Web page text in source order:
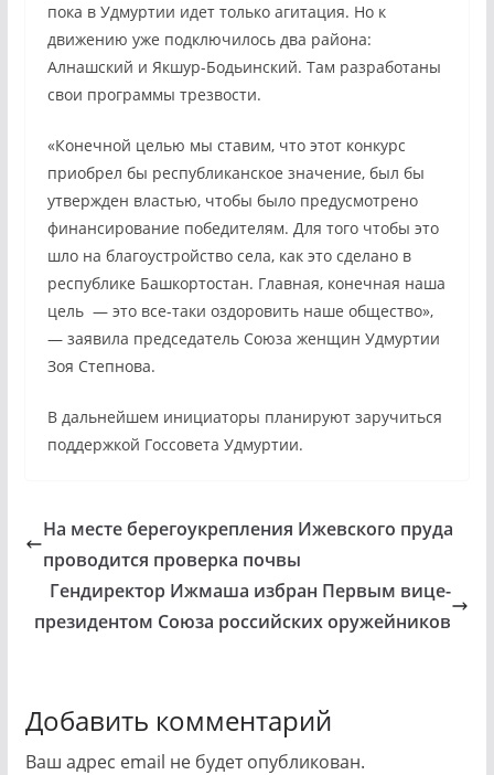
пока в Удмуртии идет только агитация. Но к
движению уже подключилось два района:
Алнашский и Якшур-Бодьинский. Там разработаны
свои программы трезвости.
«Конечной целью мы ставим, что этот конкурс
приобрел бы республиканское значение, был бы
утвержден властью, чтобы было предусмотрено
финансирование победителям. Для того чтобы это
шло на благоустройство села, как это сделано в
республике Башкортостан. Главная, конечная наша
цель — это все-таки оздоровить наше общество»,
— заявила председатель Союза женщин Удмуртии
Зоя Степнова.
В дальнейшем инициаторы планируют заручиться
поддержкой Госсовета Удмуртии.
На месте берегоукрепления Ижевского пруда
проводится проверка почвы
Гендиректор Ижмаша избран Первым вице-
президентом Союза российских оружейников
Добавить комментарий
Ваш адрес email не будет опубликован.